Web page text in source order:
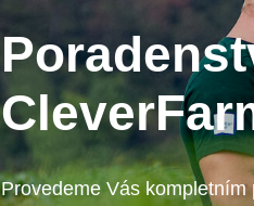
Provedeme Vás